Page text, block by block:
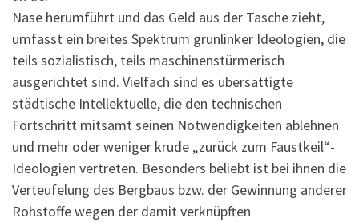
Nase herumführt und das Geld aus der Tasche zieht,
umfasst ein breites Spektrum grünlinker Ideologien, die
teils sozialistisch, teils maschinenstürmerisch
ausgerichtet sind. Vielfach sind es übersättigte
städtische Intellektuelle, die den technischen
Fortschritt mitsamt seinen Notwendigkeiten ablehnen
und mehr oder weniger krude „zurück zum Faustkeil“-
Ideologien vertreten. Besonders beliebt ist bei ihnen die
Verteufelung des Bergbaus bzw. der Gewinnung anderer
Rohstoffe wegen der damit verknüpften